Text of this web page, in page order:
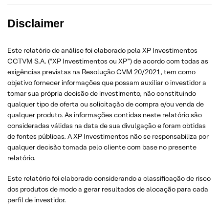
Disclaimer
Este relatório de análise foi elaborado pela XP Investimentos
CCTVM S.A. (“XP Investimentos ou XP”) de acordo com todas as
exigências previstas na Resolução CVM 20/2021, tem como
objetivo fornecer informações que possam auxiliar o investidor a
tomar sua própria decisão de investimento, não constituindo
qualquer tipo de oferta ou solicitação de compra e/ou venda de
qualquer produto. As informações contidas neste relatório são
consideradas válidas na data de sua divulgação e foram obtidas
de fontes públicas. A XP Investimentos não se responsabiliza por
qualquer decisão tomada pelo cliente com base no presente
relatório.
Este relatório foi elaborado considerando a classificação de risco
dos produtos de modo a gerar resultados de alocação para cada
perfil de investidor.